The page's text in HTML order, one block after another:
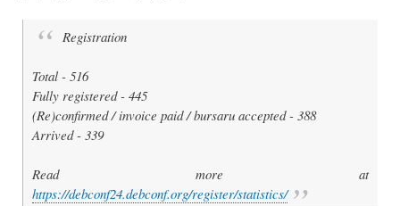
Registration
Total - 516
Fully registered - 445
(Re)confirmed / invoice paid / bursaru accepted - 388
Arrived - 339
Read more at
https://debconf24.debconf.org/register/statistics/